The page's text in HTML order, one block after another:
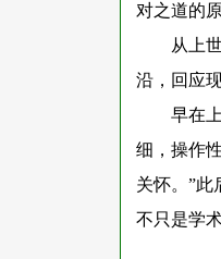
对之道的原
从上
沿，回应
早在
细，操作
关怀。”此
不只是学